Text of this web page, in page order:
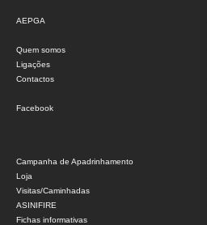
AEPGA
Quem somos
Ligações
Contactos
Facebook
Campanha de Apadrinhamento
Loja
Visitas/Caminhadas
ASINIFIRE
Fichas informativas